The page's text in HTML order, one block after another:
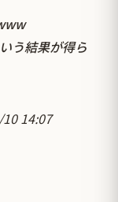
う結果が得ら
14:07